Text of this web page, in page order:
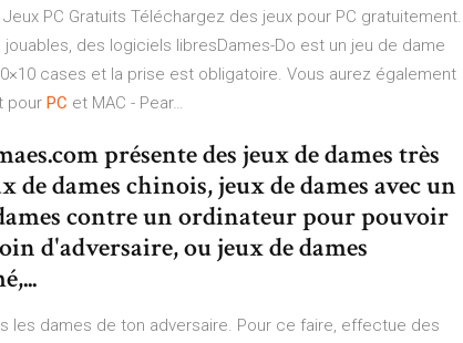
PC Gratuits Téléchargez des jeux pour PC gratuitement.
des logiciels libresDames-Do est un jeu de dame
cases et la prise est obligatoire. Vous aurez également
pour PC et MAC - Pear…
présente des jeux de dames très
de dames chinois, jeux de dames avec un
contre un ordinateur pour pouvoir
d'adversaire, ou jeux de dames
les dames de ton adversaire. Pour ce faire, effectue des